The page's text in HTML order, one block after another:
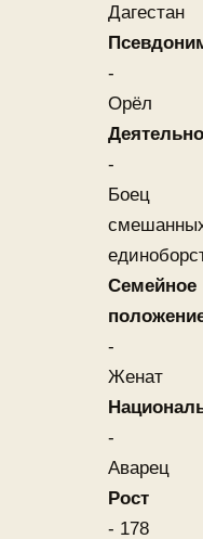
Дагестан
-
Орёл
-
Боец
Семейное
-
Женат
-
Аварец
Рост
- 178